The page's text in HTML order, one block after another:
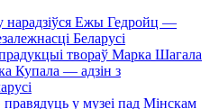
нарадзіўся Ежы Гедройц —
Беларусі
твораў Марка Шагала
Купала — адзін з
у музеі пад Мінскам